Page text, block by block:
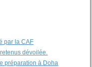
par la CAF
dévoilée.
préparation à Doha